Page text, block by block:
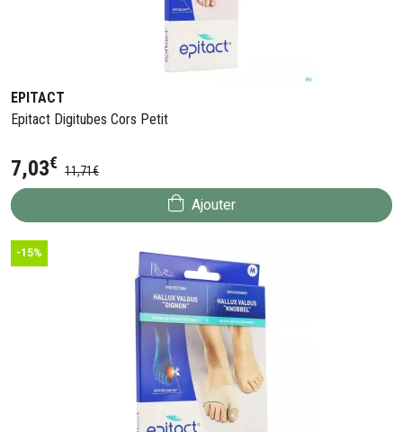
EPITACT
Epitact Digitubes Cors Petit
7,03€ 11,71€
Ajouter
-15%